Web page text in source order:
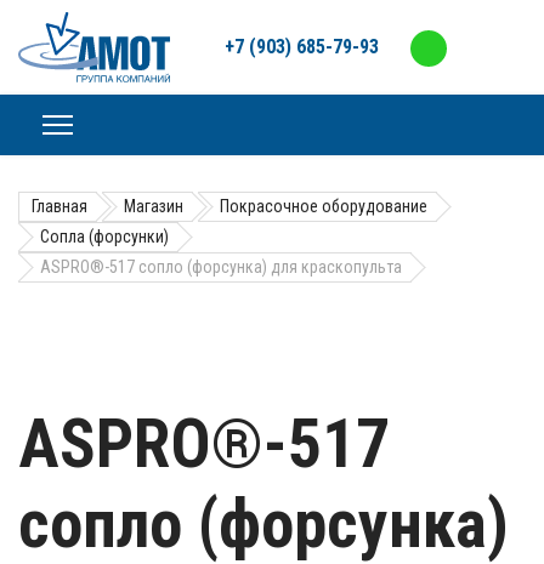
+7 (903) 685-79-93
Главная Магазин
Покрасочное оборудование
Сопла (форсунки)
ASPRO®-517 сопло (форсунка) для краскопульта
ASPRO®-517
сопло (форсунка)